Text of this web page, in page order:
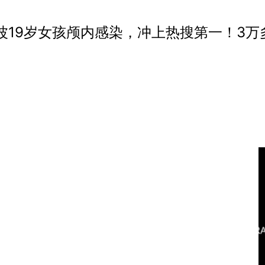
19岁女孩颅内感染，冲上热搜第一！3